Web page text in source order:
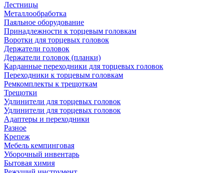
Лестницы
Металлообработка
Паяльное оборудование
Принадлежности к торцевым головкам
Воротки для торцевых головок
Держатели головок
Держатели головок (планки)
Карданные переходники для торцевых головок
Переходники к торцевым головкам
Ремкомплекты к трещоткам
Трещотки
Удлинители для торцевых головок
Удлинители для торцевых головок
Адаптеры и переходники
Разное
Крепеж
Мебель кемпинговая
Уборочный инвентарь
Бытовая химия